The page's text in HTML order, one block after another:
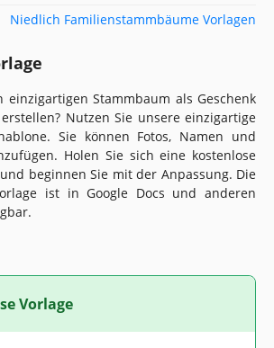
Niedlich Familienstammbäume Vorlagen
einzigartigen Stammbaum als Geschenk
Nutzen Sie unsere einzigartige
Sie können Fotos, Namen und
Holen Sie sich eine kostenlose
beginnen Sie mit der Anpassung. Die
ist in Google Docs und anderen
Vorlage